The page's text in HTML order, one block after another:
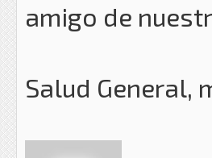
amigo de
Salud General,